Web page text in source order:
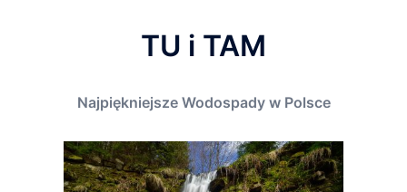
TU i TAM
Najpiękniejsze Wodospady w Polsce